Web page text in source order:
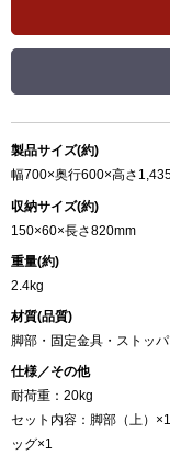
製品サイズ(約)
幅700×奥行600×高さ
収納サイズ(約)
150×60×長さ820mm
重量(約)
2.4kg
材質(品質)
脚部・固定金具・ストッ
仕様／その他
耐荷重：20kg
セット内容：脚部（上）
ッグ×1